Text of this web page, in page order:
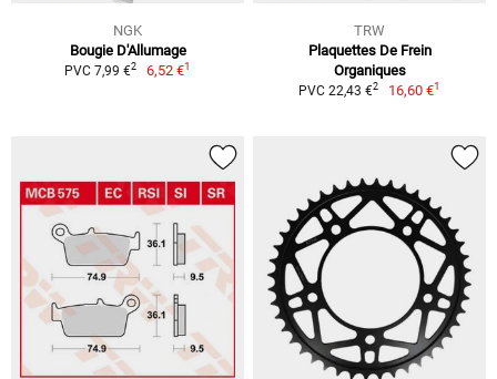
NGK
Bougie D'Allumage
PVC 7,99 €2 6,52 €1
TRW
Plaquettes De Frein
Organiques
PVC 22,43 €2 16,60 €1